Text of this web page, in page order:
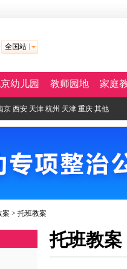
全国站
幼儿园 教师园地 家庭
京 西安 天津 杭州 天津 重庆 其他
案 > 托班教案
托班教案